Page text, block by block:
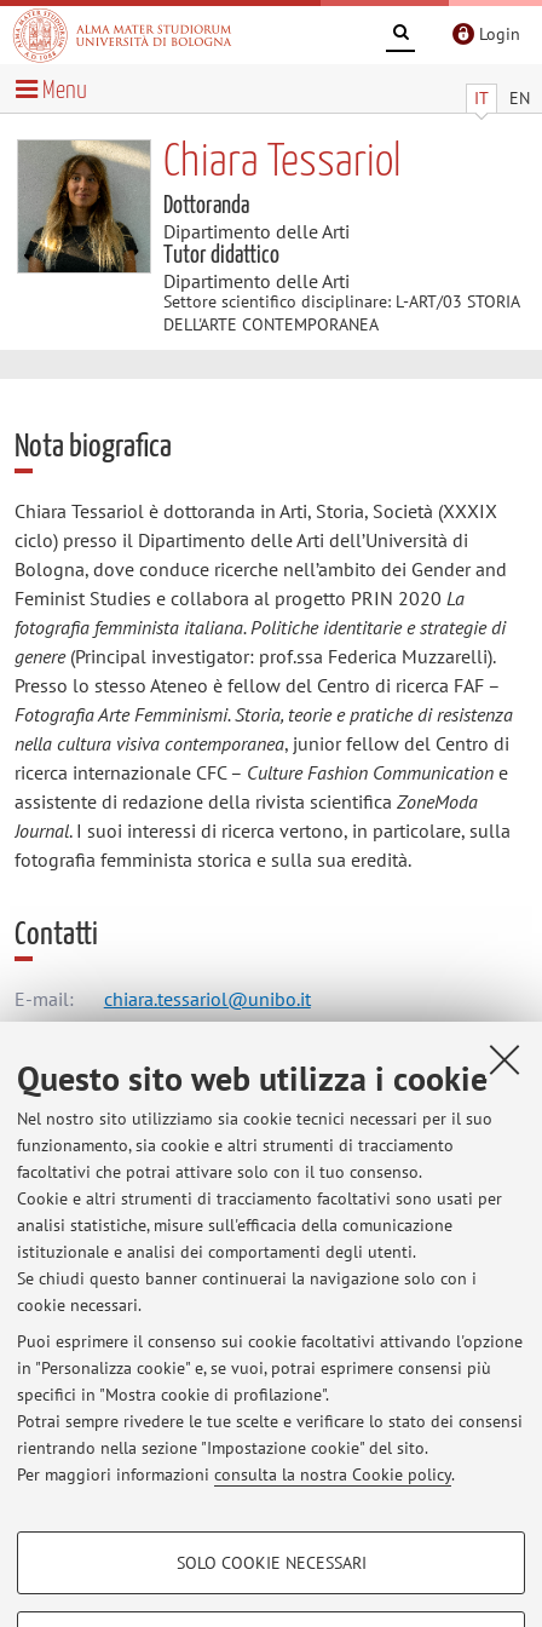
Questo sito web utilizza i cookie
Nel nostro sito utilizziamo sia cookie tecnici necessari per il suo
funzionamento, sia cookie e altri strumenti di tracciamento
facoltativi che potrai attivare solo con il tuo consenso.
Cookie e altri strumenti di tracciamento facoltativi sono usati per
analisi statistiche, misure sull'efficacia della comunicazione
istituzionale e analisi dei comportamenti degli utenti.
Se chiudi questo banner continuerai la navigazione solo con i
cookie necessari.
Puoi esprimere il consenso sui cookie facoltativi attivando l'opzione
in "Personalizza cookie" e, se vuoi, potrai esprimere consensi più
specifici in "Mostra cookie di profilazione".
Potrai sempre rivedere le tue scelte e verificare lo stato dei consensi
rientrando nella sezione "Impostazione cookie" del sito.
Per maggiori informazioni consulta la nostra Cookie policy.
COOKIE DI PROFILAZIONE - FACOLTATIVI
SOLO COOKIE NECESSARI
Login
IT EN
Menu
Chiara Tessariol
Dottoranda
Dipartimento delle Arti
Tutor didattico
Dipartimento delle Arti
Settore scientifico disciplinare: L-ART/03 STORIA
DELL'ARTE CONTEMPORANEA
Nota biografica
Chiara Tessariol è dottoranda in Arti, Storia, Società (XXXIX
ciclo) presso il Dipartimento delle Arti dell’Università di
Bologna, dove conduce ricerche nell’ambito dei Gender and
Feminist Studies e collabora al progetto PRIN 2020 La
fotografia femminista italiana. Politiche identitarie e strategie di
genere(Principal investigator: prof.ssa Federica Muzzarelli).
Presso lo stesso Ateneo è fellow del Centro di ricerca FAF –
Fotografia Arte Femminismi. Storia, teorie e pratiche di resistenza
nella cultura visiva contemporanea, junior fellow del Centro di
ricerca internazionale CFC – Culture Fashion Communicatione
assistente di redazione della rivista scientifica ZoneModa
Journal. I suoi interessi di ricerca vertono, in particolare, sulla
fotografia femminista storica e sulla sua eredità.
Contatti
E-mail: chiara.tessariol@unibo.it
Dipartimento delle Arti
Via Barberia 4, Bologna - Vai alla mappa
Risorse in rete
ORCID
Ultimi avvisi
Al momento non sono presenti avvisi.
Area riservata
Accedi tramiteloginper gestire tutti i contenuti del sito.